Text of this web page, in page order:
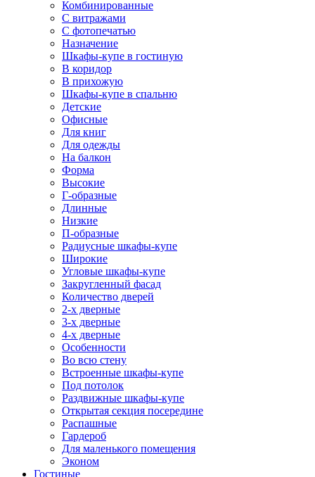
Комбинированные
С витражами
С фотопечатью
Назначение
Шкафы-купе в гостиную
В коридор
В прихожую
Шкафы-купе в спальню
Детские
Офисные
Для книг
Для одежды
На балкон
Форма
Высокие
Г-образные
Длинные
Низкие
П-образные
Радиусные шкафы-купе
Широкие
Угловые шкафы-купе
Закругленный фасад
Количество дверей
2-х дверные
3-х дверные
4-х дверные
Особенности
Во всю стену
Встроенные шкафы-купе
Под потолок
Раздвижные шкафы-купе
Открытая секция посередине
Распашные
Гардероб
Для маленького помещения
Эконом
Гостиные